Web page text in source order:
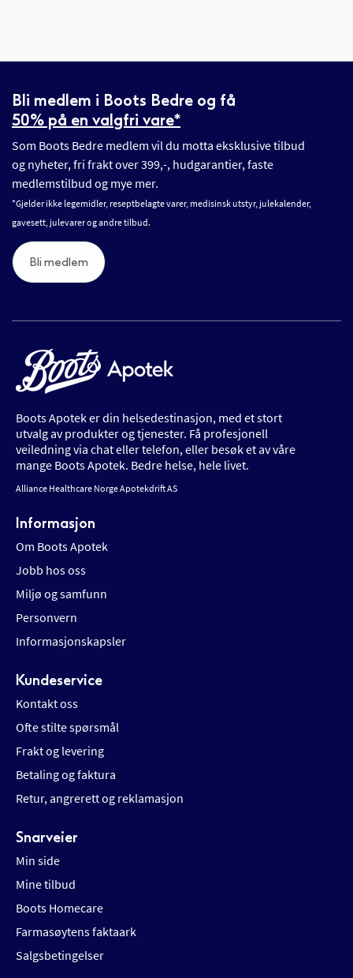
Bli medlem i Boots Bedre og få
50% på en valgfri vare*
Som Boots Bedre medlem vil du motta eksklusive tilbud
og nyheter, fri frakt over 399,-, hudgarantier, faste
medlemstilbud og mye mer.
*Gjelder ikke legemidler, reseptbelagte varer, medisinsk utstyr, julekalender,
gavesett, julevarer og andre tilbud.
Bli medlem
Boots Apotek er din helsedestinasjon, med et stort
utvalg av produkter og tjenester. Få profesjonell
veiledning via chat eller telefon, eller besøk et av våre
mange Boots Apotek. Bedre helse, hele livet.
Alliance Healthcare Norge Apotekdrift AS
Informasjon
Om Boots Apotek
Jobb hos oss
Miljø og samfunn
Personvern
Informasjonskapsler
Kundeservice
Kontakt oss
Ofte stilte spørsmål
Frakt og levering
Betaling og faktura
Retur, angrerett og reklamasjon
Snarveier
Min side
Mine tilbud
Boots Homecare
Farmasøytens faktaark
Salgsbetingelser